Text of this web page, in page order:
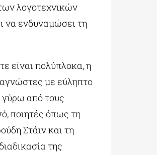
λογοτεχνικών
να ενδυναμώσει τη
είναι πολύπλοκα, η
με εύληπτο
γύρω από τους
ποιητές όπως τη
Στάιν και τη
της